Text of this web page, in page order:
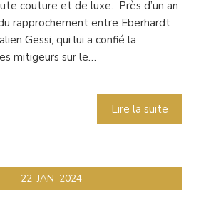
couture et de luxe. Près d’un an
rapprochement entre Eberhardt
Gessi, qui lui a confié la
mitigeurs sur le…
Lire la suite
22 JAN 2024